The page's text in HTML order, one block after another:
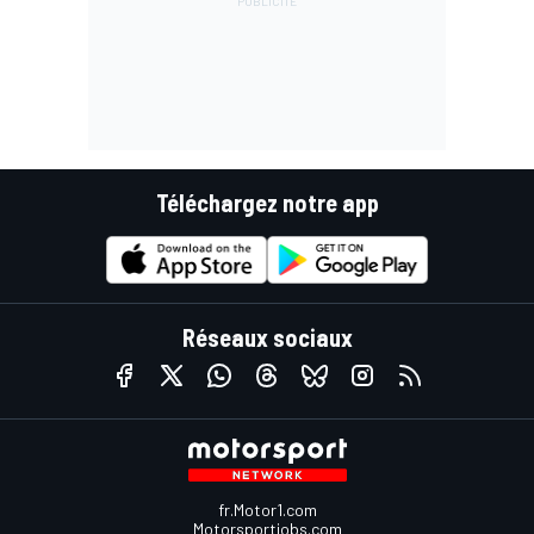
Téléchargez notre app
Réseaux sociaux
fr.Motor1.com
Motorsportjobs.com